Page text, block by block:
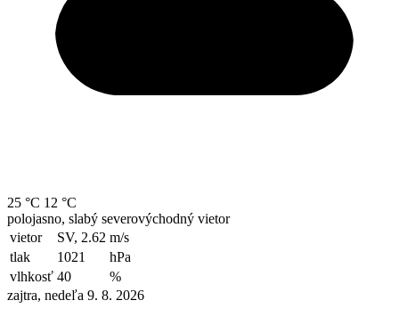
25 °C 12 °C
polojasno, slabý severovýchodný vietor
vietor
SV, 2.62 m/s
tlak
1021
hPa
vlhkosť 40
%
zajtra, nedeľa 9. 8. 2026